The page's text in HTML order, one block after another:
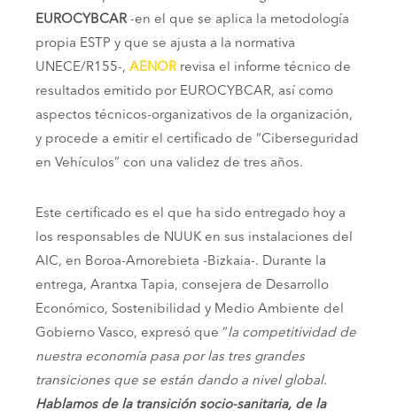
EUROCYBCAR-en el que se aplica la metodología
propia ESTP y que se ajusta a la normativa
UNECE/R155-, AENORrevisa el informe técnico de
resultados emitido por EUROCYBCAR, así como
aspectos técnicos-organizativos de la organización,
y procede a emitir el certificado de “Ciberseguridad
en Vehículos” con una validez de tres años.
Este certificado es el que ha sido entregado hoy a
los responsables de NUUK en sus instalaciones del
AIC, en Boroa-Amorebieta -Bizkaia-. Durante la
entrega, Arantxa Tapia, consejera de Desarrollo
Económico, Sostenibilidad y Medio Ambiente del
Gobierno Vasco, expresó que “la competitividad de
nuestra economía pasa por las tres grandes
transiciones que se están dando a nivel global.
Hablamos de la transición socio-sanitaria, de la